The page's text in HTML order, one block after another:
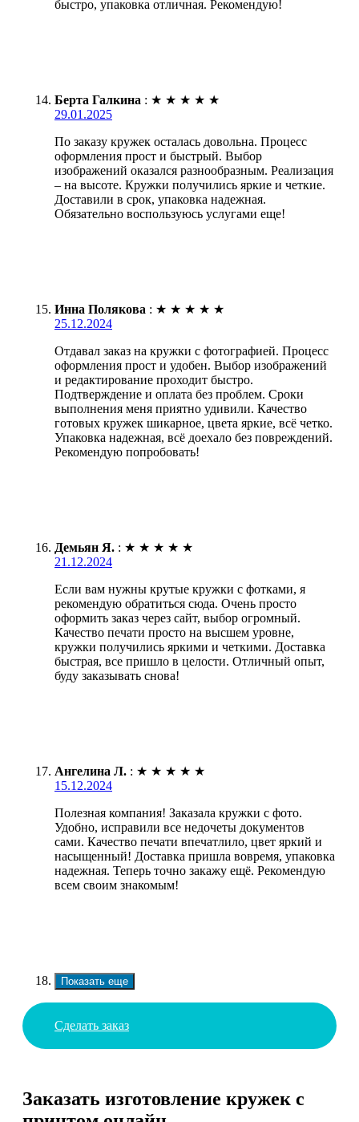
быстро, упаковка отличная. Рекомендую!
Берта Галкина : ★ ★ ★ ★ ★
29.01.2025
По заказу кружек осталась довольна. Процесс
оформления прост и быстрый. Выбор
изображений оказался разнообразным. Реализация
– на высоте. Кружки получились яркие и четкие.
Доставили в срок, упаковка надежная.
Обязательно воспользуюсь услугами еще!
Инна Полякова : ★ ★ ★ ★ ★
25.12.2024
Отдавал заказ на кружки с фотографией. Процесс
оформления прост и удобен. Выбор изображений
и редактирование проходит быстро.
Подтверждение и оплата без проблем. Сроки
выполнения меня приятно удивили. Качество
готовых кружек шикарное, цвета яркие, всё четко.
Упаковка надежная, всё доехало без повреждений.
Рекомендую попробовать!
Демьян Я. : ★ ★ ★ ★ ★
21.12.2024
Если вам нужны крутые кружки с фотками, я
рекомендую обратиться сюда. Очень просто
оформить заказ через сайт, выбор огромный.
Качество печати просто на высшем уровне,
кружки получились яркими и четкими. Доставка
быстрая, все пришло в целости. Отличный опыт,
буду заказывать снова!
Ангелина Л. : ★ ★ ★ ★ ★
15.12.2024
Полезная компания! Заказала кружки с фото.
Удобно, исправили все недочеты документов
сами. Качество печати впечатлило, цвет яркий и
насыщенный! Доставка пришла вовремя, упаковка
надежная. Теперь точно закажу ещё. Рекомендую
всем своим знакомым!
Показать еще
Сделать заказ
Заказать изготовление кружек с